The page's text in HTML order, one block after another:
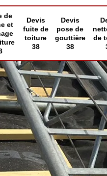
de
et
Devis
fuite de
toiture
38
Devis
pose de
gouttière
38
de